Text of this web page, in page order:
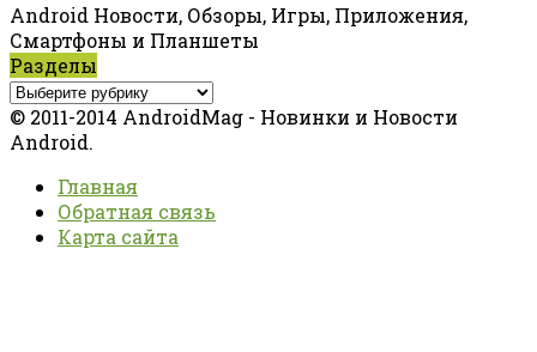
Android Новости, Обзоры, Игры, Приложения,
Смартфоны и Планшеты
Разделы
© 2011-2014 AndroidMag - Новинки и Новости
Android.
Главная
Обратная связь
Карта сайта